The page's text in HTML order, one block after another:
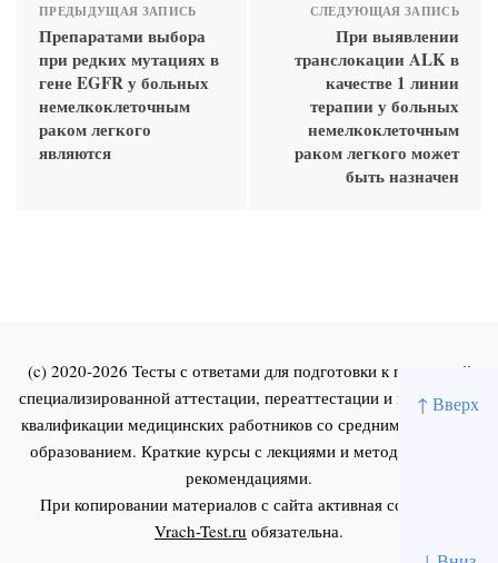
↑ Вверх
ПРЕДЫДУЩАЯ ЗАПИСЬ
Препаратами выбора
при редких мутациях в
гене EGFR у больных
немелкоклеточным
раком легкого
являются
СЛЕДУЮЩАЯ ЗАПИСЬ
При выявлении
транслокации ALK в
качестве 1 линии
терапии у больных
немелкоклеточным
раком легкого может
быть назначен
(c) 2020-2026 Тесты с ответами для подготовки к первичной
специализированной аттестации, переаттестации и повышения
квалификации медицинских работников со средним и высшим
образованием. Краткие курсы с лекциями и методическими
рекомендациями.
При копировании материалов с сайта активная ссылка на
Vrach-Test.ru обязательна.